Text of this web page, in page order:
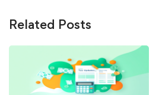
Related Posts